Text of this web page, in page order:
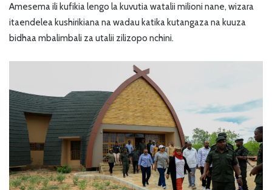
Amesema ili kufikia lengo la kuvutia watalii milioni nane, wizara
itaendelea kushirikiana na wadau katika kutangaza na kuuza
bidhaa mbalimbali za utalii zilizopo nchini.